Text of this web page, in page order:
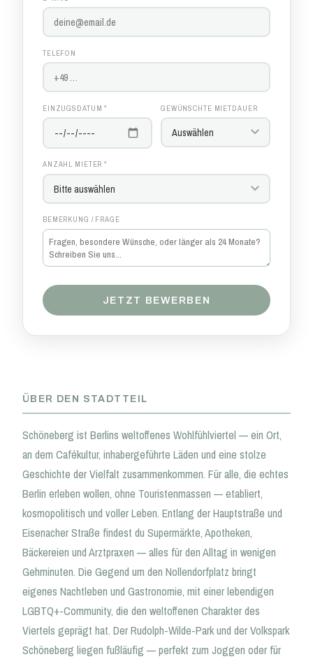
TELEFON
EINZUGSDATUM * GEWÜNSCHTE MIETDAUER
ANZAHL MIETER *
BEMERKUNG / FRAGE
JETZT BEWERBEN
ÜBER DEN STADTTEIL
Schöneberg ist Berlins weltoffenes Wohlfühlviertel — ein Ort,
an dem Cafékultur, inhabergeführte Läden und eine stolze
Geschichte der Vielfalt zusammenkommen. Für alle, die echtes
Berlin erleben wollen, ohne Touristenmassen — etabliert,
kosmopolitisch und voller Leben. Entlang der Hauptstraße und
Eisenacher Straße findest du Supermärkte, Apotheken,
Bäckereien und Arztpraxen — alles für den Alltag in wenigen
Gehminuten. Die Gegend um den Nollendorfplatz bringt
eigenes Nachtleben und Gastronomie, mit einer lebendigen
LGBTQ+-Community, die den weltoffenen Charakter des
Viertels geprägt hat. Der Rudolph-Wilde-Park und der Volkspark
Schöneberg liegen fußläufig — perfekt zum Joggen oder für